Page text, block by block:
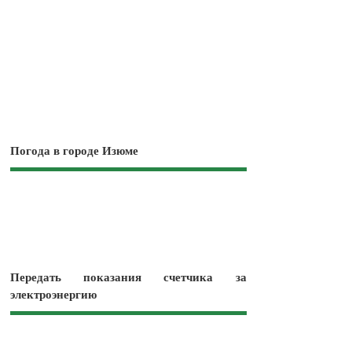
Погода в городе Изюме
Передать показания счетчика за
электроэнергию